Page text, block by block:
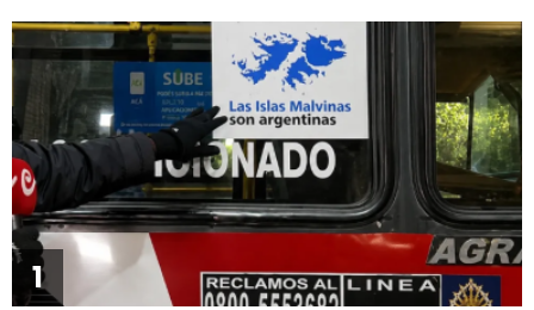
1